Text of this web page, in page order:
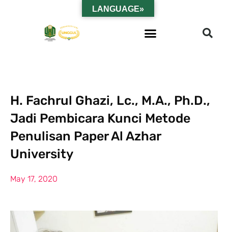
H. Fachrul Ghazi, Lc., M.A., Ph.D.,
Jadi Pembicara Kunci Metode
Penulisan Paper Al Azhar
University
May 17, 2020
LANGUAGE»